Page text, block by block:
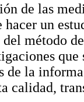
de las
hacer un
del método
de la
calidad,